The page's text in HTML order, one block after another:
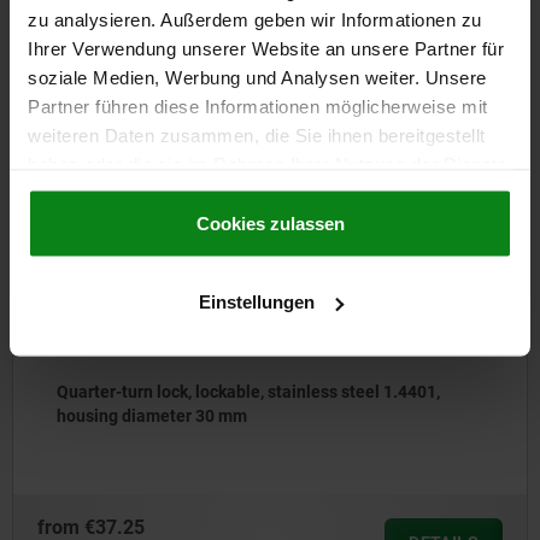
zu analysieren. Außerdem geben wir Informationen zu
Ihrer Verwendung unserer Website an unsere Partner für
soziale Medien, Werbung und Analysen weiter. Unsere
Partner führen diese Informationen möglicherweise mit
weiteren Daten zusammen, die Sie ihnen bereitgestellt
gesammelt haben.Cookie Richtlinien
Datenschutz|AGB
Cookies zulassen
Einstellungen
DOWNLOADS
Other customers also bought
05592-52
Lock bottom parts for quarter turn latches